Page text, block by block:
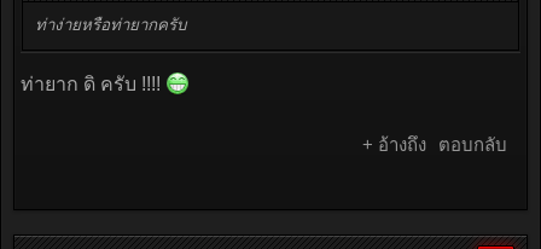
ท่าง่ายหรือท่ายากครับ
ท่ายาก ดิ ครับ !!!!
+ อ้างถึง ตอบกลับ